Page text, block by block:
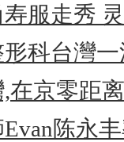
服走秀
科台灣
在京零距
陈永